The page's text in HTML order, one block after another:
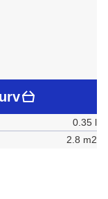
0.35 l
2.8 m2